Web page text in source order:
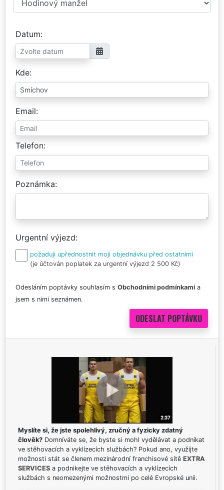
Datum
Kde
Email
Telefon
Poznámka
Urgentní výjezd
požaduji upřednostnit moji objednávku před ostatními
(je účtován poplatek za urgentní výjezd 2 500 Kč)
Odesláním poptávky souhlasím s Obchodními podmínkami a
jsem s nimi seznámen.
Myslíte si, že jste spolehlivý, zručný a fyzicky zdatný
člověk? Domníváte se, že byste si mohl vydělávat a podnikat
ve stěhovacích a vyklízecích službách? Pokud ano, využijte
možnosti stát se členem mezinárodní franchisové sítě EXTRA
SERVICES a podnikejte ve stěhovacích a vyklízecích
službách s neomezenými možnostmi po celé Evropské unii.